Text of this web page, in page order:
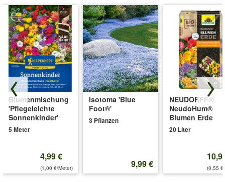
Blumenmischung
'Pflegeleichte
Sonnenkinder'
5 Meter
4,99 €
(1,00 €/Meter)
Isotoma 'Blue
Foot®'
3 Pflanzen
9,99 €
NEUDORFF®
NeudoHum®
Blumen Erde
20 Liter
(0,55